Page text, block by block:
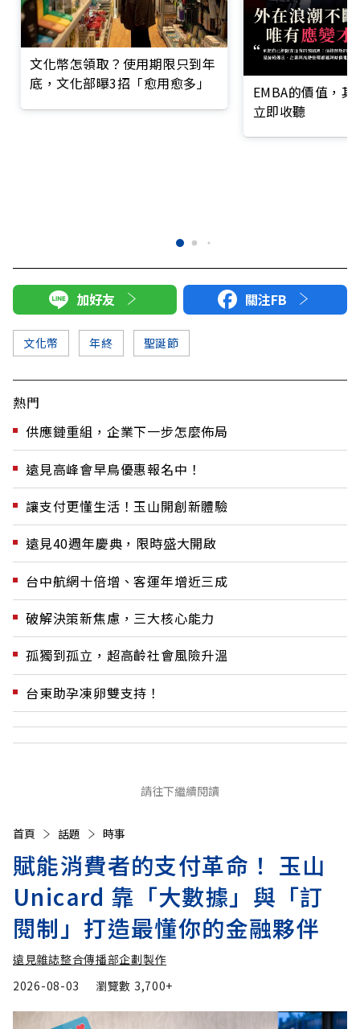
文化幣怎領取？使用期限只到年
底，文化部曝3招「愈用愈多」
EMBA的價值，
立即收聽
加好友 關注FB
文化幣 年終 聖誕節
熱門
供應鏈重組，企業下一步怎麼佈局
遠見高峰會早鳥優惠報名中！
讓支付更懂生活！玉山開創新體驗
遠見40週年慶典，限時盛大開啟
台中航網十倍增、客運年增近三成
破解決策新焦慮，三大核心能力
孤獨到孤立，超高齡社會風險升溫
台東助孕凍卵雙支持！
請往下繼續閱讀
首頁 話題 時事
賦能消費者的支付革命！ 玉山
Unicard 靠「大數據」與「訂
閱制」打造最懂你的金融夥伴
遠見雜誌整合傳播部企劃製作
2026-08-03
瀏覽數 3,700+